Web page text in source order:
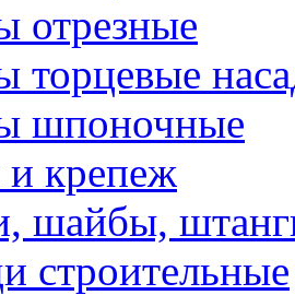
отрезные
торцевые
шпоночные
крепеж
шайбы,
строительные